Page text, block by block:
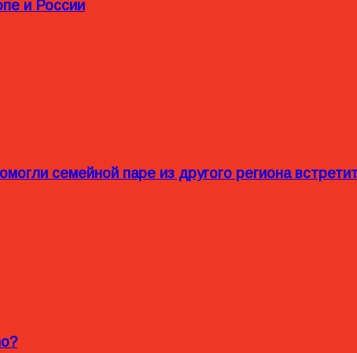
и России
семейной паре из другого региона